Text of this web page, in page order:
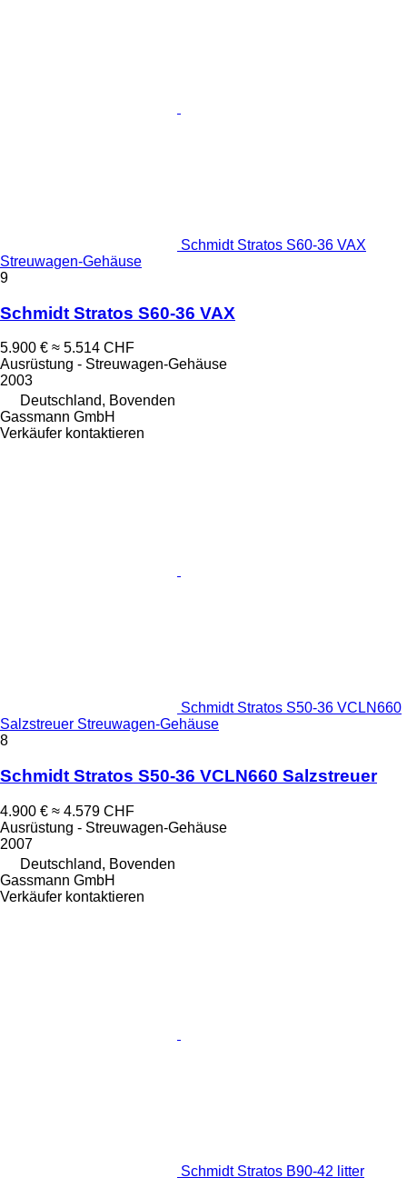
Schmidt Stratos S60-36 VAX
Streuwagen-Gehäuse
9
Schmidt Stratos S60-36 VAX
5.900 € ≈ 5.514 CHF
Ausrüstung - Streuwagen-Gehäuse
2003
Deutschland, Bovenden
Gassmann GmbH
Verkäufer kontaktieren
Schmidt Stratos S50-36 VCLN660
Salzstreuer Streuwagen-Gehäuse
8
Schmidt Stratos S50-36 VCLN660 Salzstreuer
4.900 € ≈ 4.579 CHF
Ausrüstung - Streuwagen-Gehäuse
2007
Deutschland, Bovenden
Gassmann GmbH
Verkäufer kontaktieren
Schmidt Stratos B90-42 litter